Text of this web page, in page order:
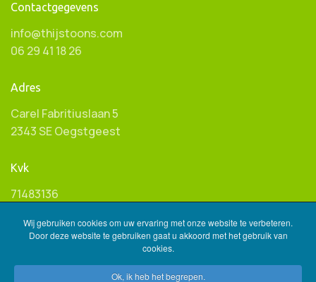
Contactgegevens
info@thijstoons.com
06 29 41 18 26
Adres
Carel Fabritiuslaan 5
2343 SE Oegstgeest
Kvk
71483136
Btw ID
Wij gebruiken cookies om uw ervaring met onze website te verbeteren.
Door deze website te gebruiken gaat u akkoord met het gebruik van
cookies.
Ok, ik heb het begrepen.